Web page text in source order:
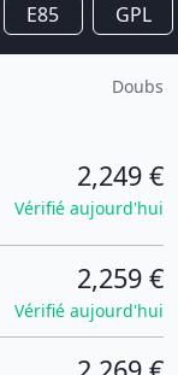
E85 GPL
Doubs
2,249 €
Vérifié aujourd'hui
2,259 €
Vérifié aujourd'hui